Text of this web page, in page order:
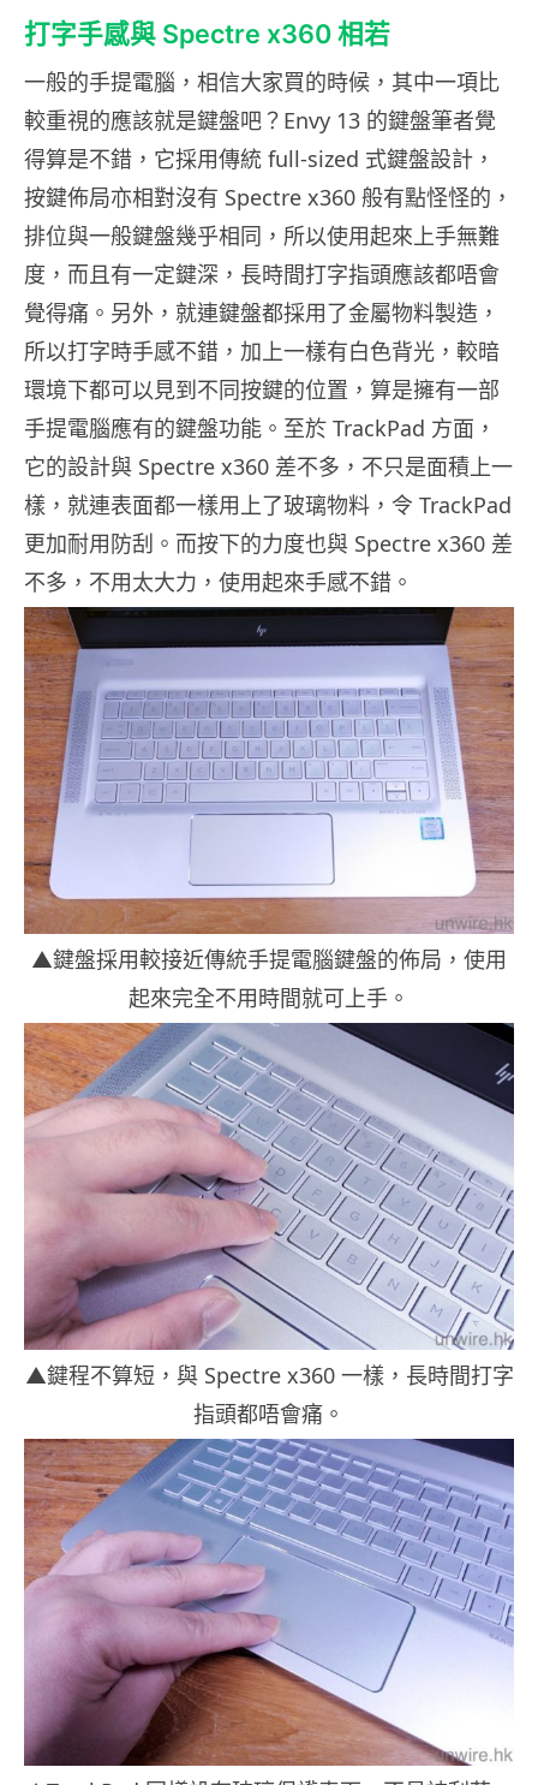
打字手感與 Spectre x360 相若
一般的手提電腦，相信大家買的時候，其中一項比
較重視的應該就是鍵盤吧？Envy 13 的鍵盤筆者覺
得算是不錯，它採用傳統 full-sized 式鍵盤設計，
按鍵佈局亦相對沒有 Spectre x360 般有點怪怪的，
排位與一般鍵盤幾乎相同，所以使用起來上手無難
度，而且有一定鍵深，長時間打字指頭應該都唔會
覺得痛。另外，就連鍵盤都採用了金屬物料製造，
所以打字時手感不錯，加上一樣有白色背光，較暗
環境下都可以見到不同按鍵的位置，算是擁有一部
手提電腦應有的鍵盤功能。至於 TrackPad 方面，
它的設計與 Spectre x360 差不多，不只是面積上一
樣，就連表面都一樣用上了玻璃物料，令 TrackPad
更加耐用防刮。而按下的力度也與 Spectre x360 差
不多，不用太大力，使用起來手感不錯。
▲鍵盤採用較接近傳統手提電腦鍵盤的佈局，使用
起來完全不用時間就可上手。
▲鍵程不算短，與 Spectre x360 一樣，長時間打字
指頭都唔會痛。